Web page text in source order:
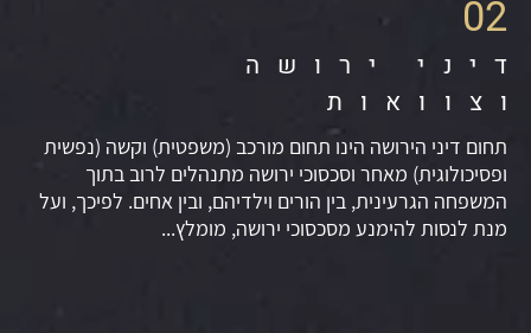
02
דיני ירושה
וצוואות
תחום דיני הירושה הינו תחום מורכב (משפטית) וקשה (נפשית
ופסיכולוגית) מאחר וסכסוכי ירושה מתנהלים לרוב בתוך
המשפחה הגרעינית, בין הורים וילדיהם, ובין אחים. לפיכך, ועל
מנת לנסות להימנע מסכסוכי ירושה, מומלץ...